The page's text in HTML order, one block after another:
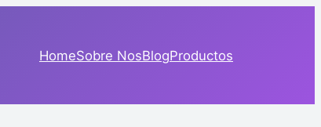
HomeSobre NosBlogProductos